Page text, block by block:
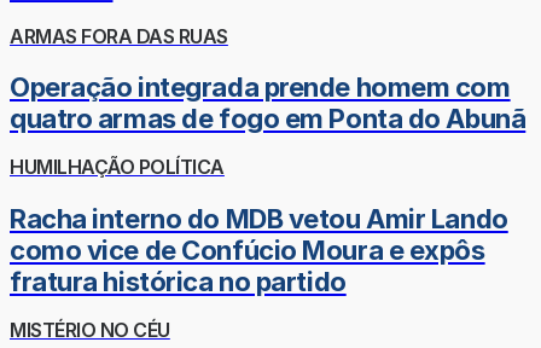
ARMAS FORA DAS RUAS
Operação integrada prende homem com
quatro armas de fogo em Ponta do Abunã
HUMILHAÇÃO POLÍTICA
Racha interno do MDB vetou Amir Lando
como vice de Confúcio Moura e expôs
fratura histórica no partido
MISTÉRIO NO CÉU